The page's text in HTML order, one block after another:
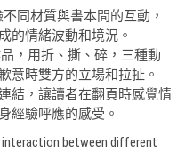
不同材質與書本間的互動，
的情緒波動和境況。
，用折、撕、碎，三種動
意時雙方的立場和拉扯。
結，讓讀者在翻頁時感覺情
經驗呼應的感受。
interaction between different